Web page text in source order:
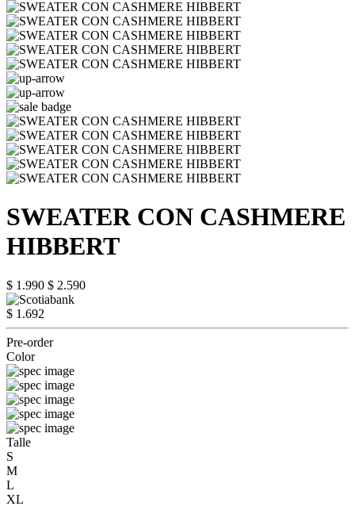
SWEATER CON CASHMERE
HIBBERT
$ 1.990 $ 2.590
$ 1.692
Pre-order
Color
Talle
S
M
L
XL